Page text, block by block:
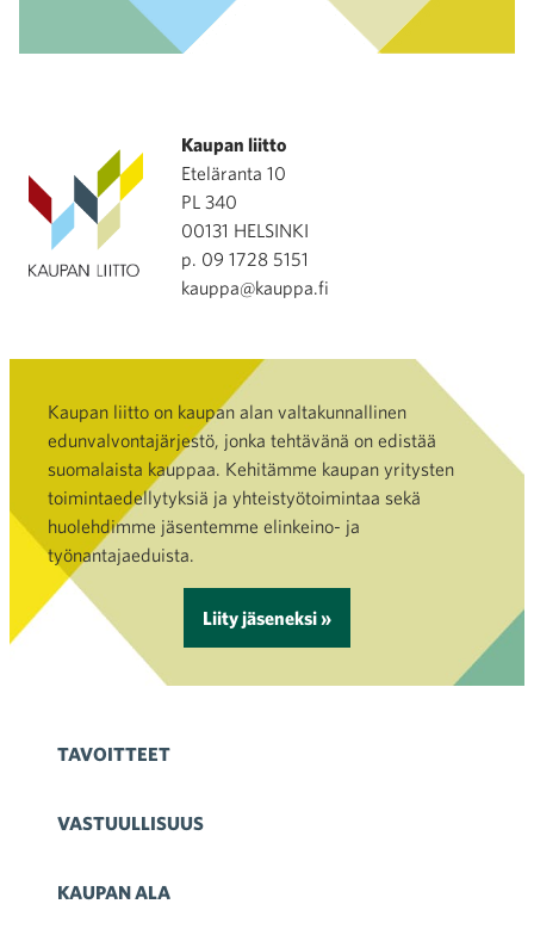
Kaupan liitto
Eteläranta 10
PL 340
00131 HELSINKI
p. 09 1728 5151
kauppa@kauppa.fi
Kaupan liitto on kaupan alan valtakunnallinen
edunvalvontajärjestö, jonka tehtävänä on edistää
suomalaista kauppaa. Kehitämme kaupan yritysten
toimintaedellytyksiä ja yhteistyötoimintaa sekä
huolehdimme jäsentemme elinkeino- ja
työnantajaeduista.
Liity jäseneksi »
TAVOITTEET
VASTUULLISUUS
KAUPAN ALA